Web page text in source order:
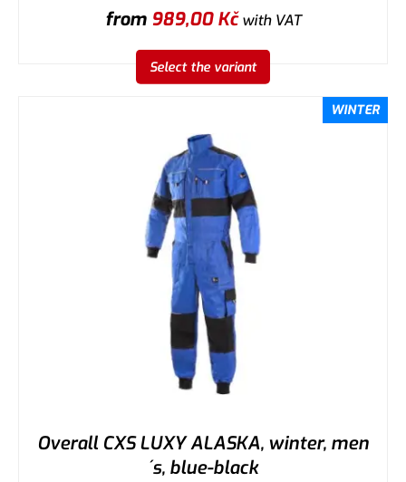
from 989,00Kčwith VAT
Select the variant
WINTER
Overall CXS LUXY ALASKA, winter, men
´s, blue-black